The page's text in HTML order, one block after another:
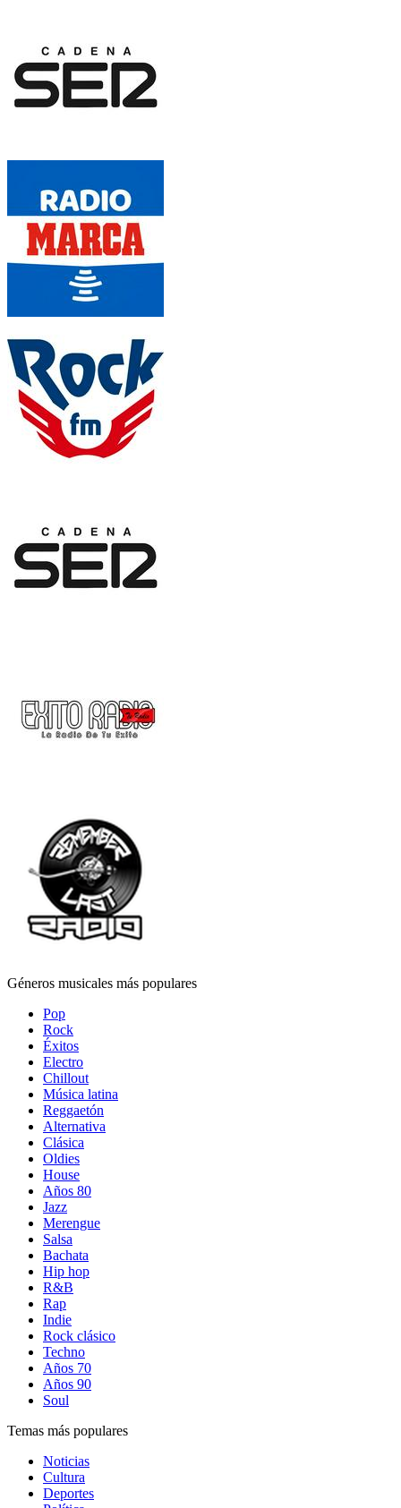
Géneros musicales más populares
Pop
Rock
Éxitos
Electro
Chillout
Música latina
Reggaetón
Alternativa
Clásica
Oldies
House
Años 80
Jazz
Merengue
Salsa
Bachata
Hip hop
R&B
Rap
Indie
Rock clásico
Techno
Años 70
Años 90
Soul
Temas más populares
Noticias
Cultura
Deportes